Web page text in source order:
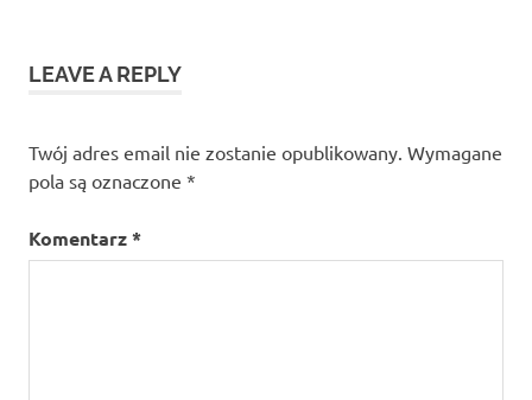
LEAVE A REPLY
Twój adres email nie zostanie opublikowany. Wymagane
pola są oznaczone *
Komentarz*